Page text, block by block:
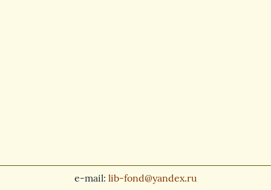
e-mail: lib-fond@yandex.ru